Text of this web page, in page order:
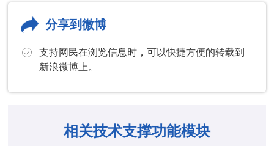
分享到微博
支持网民在浏览信息时，可以快捷方便的转载到
新浪微博上。
相关技术支撑功能模块